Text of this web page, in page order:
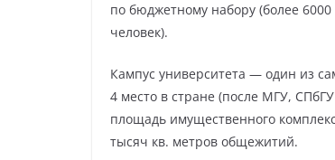
по бюджетному набору (более
человек).
Кампус университета — один из
4 место в стране (после МГУ,
площадь имущественного
тысяч кв. метров общежитий.